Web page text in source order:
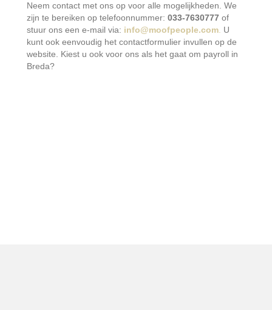
Neem contact met ons op voor alle mogelijkheden. We
zijn te bereiken op telefoonnummer: 033-7630777 of
stuur ons een e-mail via: info@moofpeople.com. U
kunt ook eenvoudig het contactformulier invullen op de
website. Kiest u ook voor ons als het gaat om payroll in
Breda?